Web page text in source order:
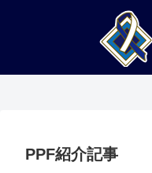
PPFについて知る
トリセツ一覧
企業・法人・団体の方へ
PPF紹介記事